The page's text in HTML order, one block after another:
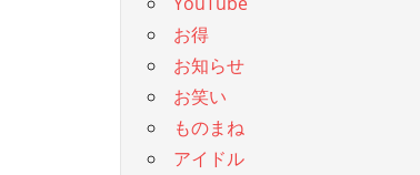
お得
お知らせ
お笑い
ものまね
アイドル